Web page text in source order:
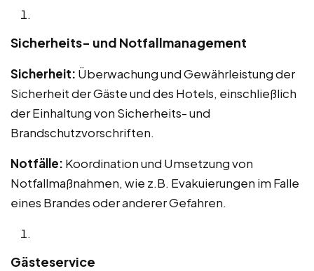
Sicherheits- und Notfallmanagement
Sicherheit: Überwachung und Gewährleistung der
Sicherheit der Gäste und des Hotels, einschließlich
der Einhaltung von Sicherheits- und
Brandschutzvorschriften.
Notfälle: Koordination und Umsetzung von
Notfallmaßnahmen, wie z.B. Evakuierungen im Falle
eines Brandes oder anderer Gefahren.
Gästeservice